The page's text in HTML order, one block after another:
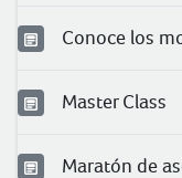
Conoce los
Master Class
Maratón de